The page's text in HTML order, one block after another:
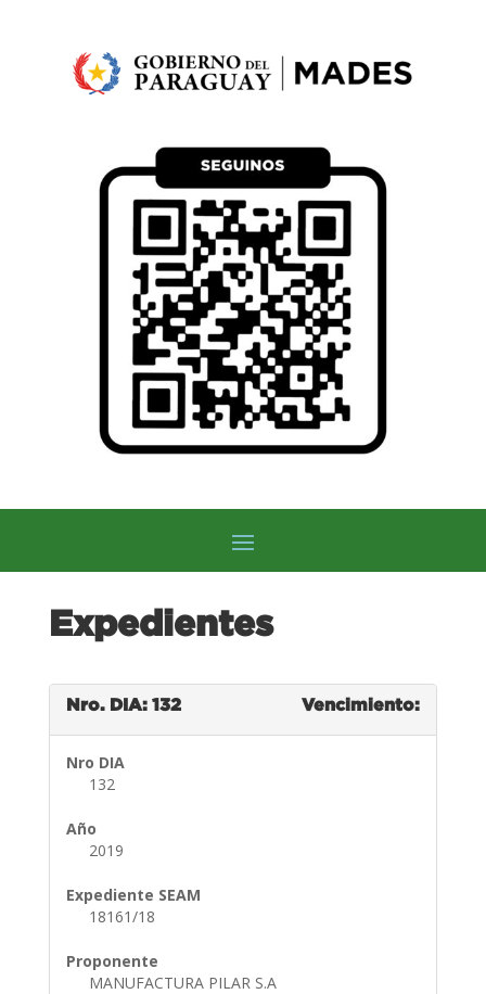
Expedientes
Nro. DIA: 132 Vencimiento:
Nro DIA
132
Año
2019
Expediente SEAM
18161/18
Proponente
MANUFACTURA PILAR S.A